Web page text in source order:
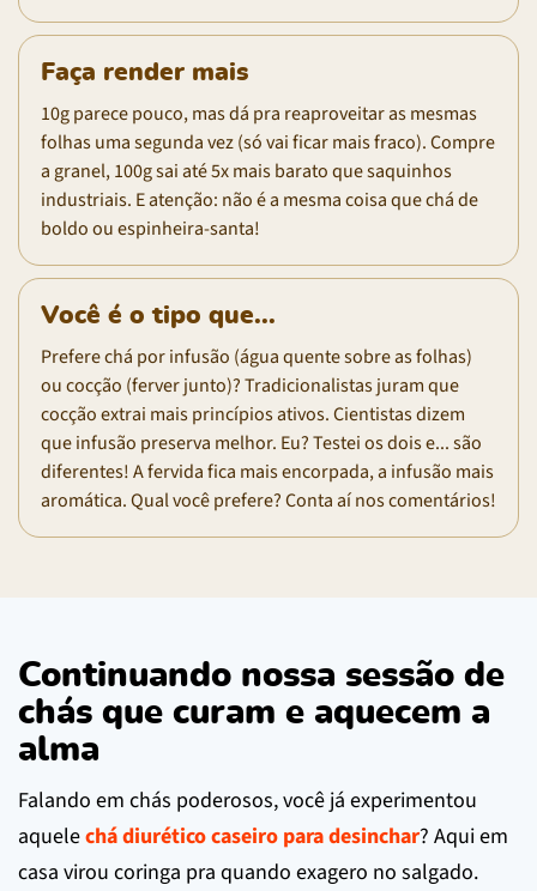
Faça render mais
10g parece pouco, mas dá pra reaproveitar as mesmas
folhas uma segunda vez (só vai ficar mais fraco). Compre
a granel, 100g sai até 5x mais barato que saquinhos
industriais. E atenção: não é a mesma coisa que chá de
boldo ou espinheira-santa!
Você é o tipo que...
Prefere chá por infusão (água quente sobre as folhas)
ou cocção (ferver junto)? Tradicionalistas juram que
cocção extrai mais princípios ativos. Cientistas dizem
que infusão preserva melhor. Eu? Testei os dois e... são
diferentes! A fervida fica mais encorpada, a infusão mais
aromática. Qual você prefere? Conta aí nos comentários!
Continuando nossa sessão de
chás que curam e aquecem a
alma
Falando em chás poderosos, você já experimentou
aquelechá diurético caseiro para desinchar? Aqui em
casa virou coringa pra quando exagero no salgado.